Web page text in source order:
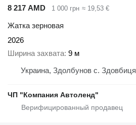
8 217 AMD
1 000 грн ≈ 19,53 €
Жатка зерновая
2026
Ширина захвата 9 м
Украина, Здолбунов с. Здовбиця
ЧП "Компания Автоленд"